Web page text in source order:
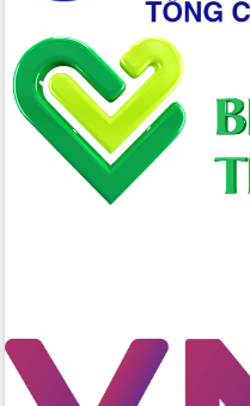
Giai đoạn 2026-2030, Đắk Lắk phấn
đấu có 77% xã đạt chuẩn nông thôn
mới
Chuyển đổi số 'mở đường' cho nông
nghiệp Đắk Lắk tăng trưởng bứt phá
Triển khai đồng bộ đo đạc, lập hồ sơ
địa chính, hoàn thiện cơ sở dữ liệu đất
Đắk Lắk đẩy mạnh nuôi biển công
nghệ, hướng tới phát triển thủy sản